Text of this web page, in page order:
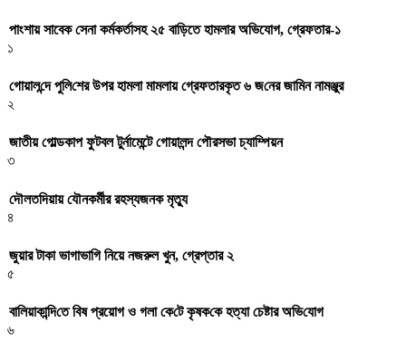
পাংশায় সাবেক সেনা কর্মকর্তাসহ ২৫ বাড়িতে হামলার অভিযোগ, গ্রেফতার-১
১
গোয়াল‌ন্দে পু‌লি‌শের উপর হামলা মামলায় গ্রেফতারকৃত ৬ জ‌নের জা‌মিন নামঞ্জুর
২
জাতীয় গোল্ডকাপ ফুটবল টুর্নামেন্টে গোয়ালন্দ পৌরসভা চ্যাম্পিয়ন
৩
দৌলতদিয়ায় যৌনকর্মীর রহস্যজনক মৃত্যু
৪
জুয়ার টাকা ভাগাভাগি নিয়ে নজরুল খুন, গ্রেপ্তার ২
৫
বা‌লিয়াকা‌ন্দি‌তে বিষ প্রয়োগ ও গলা কে‌টে কৃষক‌কে হত্যা চেষ্টার অ‌ভি‌যোগ
৬